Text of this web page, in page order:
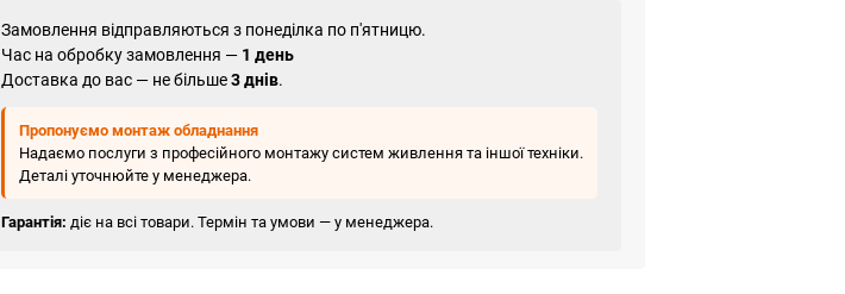
Замовлення відправляються з понеділка по п'ятницю.
Час на обробку замовлення — 1 день
Доставка до вас — не більше3 днів.
Пропонуємо монтаж обладнання
Надаємо послуги з професійного монтажу систем живлення та іншої техніки.
Деталі уточнюйте у менеджера.
Гарантія: діє на всі товари. Термін та умови — у менеджера.